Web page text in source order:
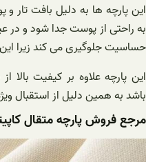
این پارچه ها به دلیل بافت
به راحتی از پوست جدا شود و در
حساسیت جلوگیری می کند زیرا
این پارچه علاوه بر کیفیت بالا
باشد به همین دلیل از استقبال
مرجع فروش پارچه متقال